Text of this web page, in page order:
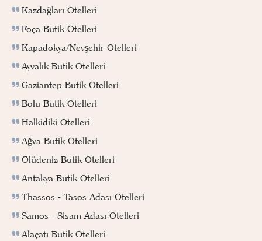
Kazdağları Otelleri
Foça Butik Otelleri
Kapadokya/Nevşehir Otelleri
Ayvalık Butik Otelleri
Gaziantep Butik Otelleri
Bolu Butik Otelleri
Halkidiki Otelleri
Ağva Butik Otelleri
Ölüdeniz Butik Otelleri
Antakya Butik Otelleri
Thassos - Tasos Adası Otelleri
Samos - Sisam Adası Otelleri
Alaçatı Butik Otelleri